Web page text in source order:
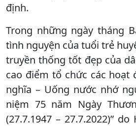
định.
Trong những ngày tháng
tình nguyện của tuổi trẻ
truyền thống tốt đẹp của
cao điểm tổ chức các hoạt
nghĩa – Uống nước nhớ
niệm 75 năm Ngày
(27.7.1947 – 27.7.2022)”